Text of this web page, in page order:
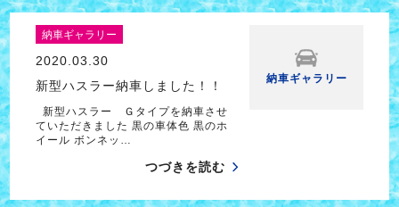
納車ギャラリー
2020.03.30
新型ハスラー納車しました！！
新型ハスラー Ｇタイプを納車させ
ていただきました 黒の車体色 黒のホ
イール ボンネッ…
つづきを読む
納車ギャラリー